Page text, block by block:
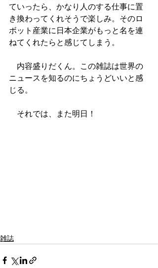
ていったら、かなり人のする仕事に置
き換わってくれそうで楽しみ。そのロ
ボット産業に日本企業がもっと名を連
ねてくれたらと感じてしまう。
内容盛りだくん。この雑誌は世界の
ニュースを知るのにちょうどいいと感
じる。
それでは、また明日！
雑誌